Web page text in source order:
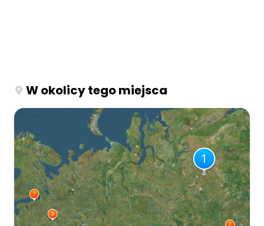
W okolicy tego miejsca